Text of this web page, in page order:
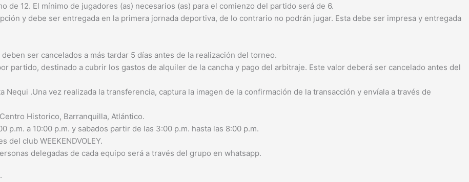
de 12. El mínimo de jugadores (as) necesarios (as) para el comienzo del partido será de 6.
y debe ser entregada en la primera jornada deportiva, de lo contrario no podrán jugar. Esta debe ser impresa y entregada
ser cancelados a más tardar 5 días antes de la realización del torneo.
partido, destinado a cubrir los gastos de alquiler de la cancha y pago del arbitraje. Este valor deberá ser cancelado antes del
.Una vez realizada la transferencia, captura la imagen de la confirmación de la transacción y envíala a través de
Historico, Barranquilla, Atlántico.
p.m. a 10:00 p.m. y sabados partir de las 3:00 p.m. hasta las 8:00 p.m.
del club WEEKENDVOLEY.
delegadas de cada equipo será a través del grupo en whatsapp.